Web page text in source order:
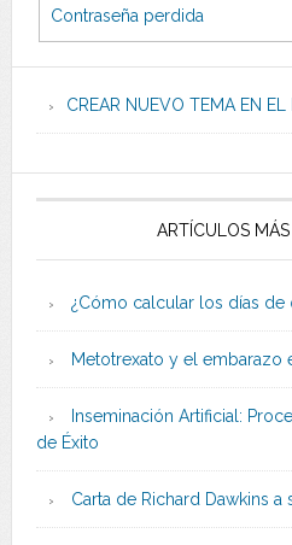
Contraseña perdida
CREAR NUEVO TEMA EN EL
ARTÍCULOS
¿Cómo calcular los días de
Metotrexato y el embarazo
Inseminación Artificial:
de Éxito
Carta de Richard Dawkins a